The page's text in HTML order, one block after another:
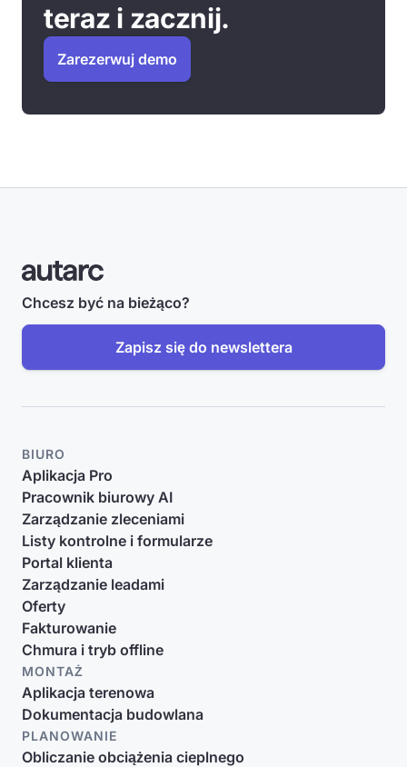
teraz i zacznij.
Zarezerwuj demo
Chcesz być na bieżąco?
Zapisz się do newslettera
BIURO
Aplikacja Pro
Pracownik biurowy AI
Zarządzanie zleceniami
Listy kontrolne i formularze
Portal klienta
Zarządzanie leadami
Oferty
Fakturowanie
Chmura i tryb offline
MONTAŻ
Aplikacja terenowa
Dokumentacja budowlana
PLANOWANIE
Obliczanie obciążenia cieplnego